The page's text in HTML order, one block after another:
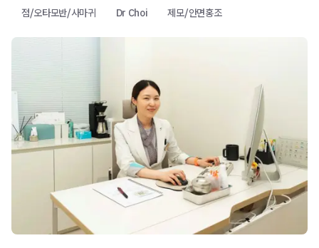
점/오타모반/사마귀
Dr Choi 제모/안면홍조